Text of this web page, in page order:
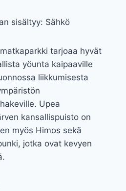
sisältyy: Sähkö
tarjoaa hyvät
yöunta kaipaaville
liikkumisesta
Upea
kansallispuisto on
myös Himos sekä
jotka ovat kevyen